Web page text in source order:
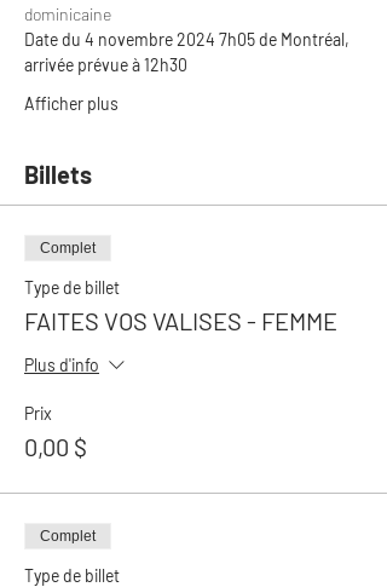
dominicaine
Date du 4 novembre 2024 7h05 de Montréal,
arrivée prévue à 12h30
Afficher plus
Billets
Complet
Type de billet
FAITES VOS VALISES - FEMME
Plus d'info
Prix
0,00 $
Complet
Type de billet